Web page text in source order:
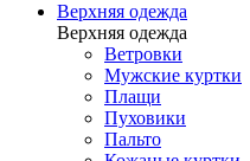
Верхняя одежда
Верхняя одежда
Ветровки
Мужские куртки
Плащи
Пуховики
Пальто